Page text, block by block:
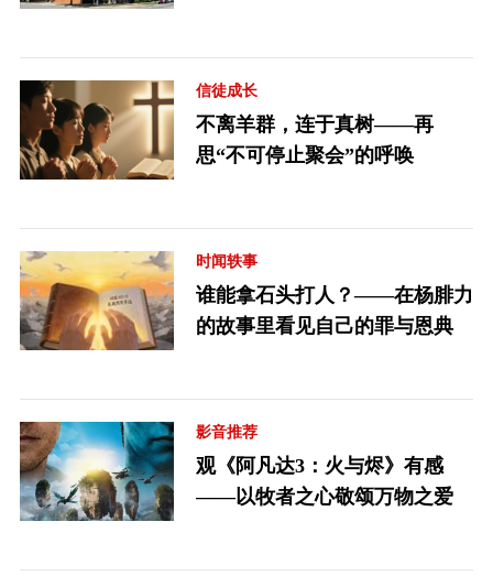
信徒成长
不离羊群，连于真树——再
思“不可停止聚会”的呼唤
时闻轶事
谁能拿石头打人？——在杨腓力
的故事里看见自己的罪与恩典
影音推荐
观《阿凡达3：火与烬》有感
——以牧者之心敬颂万物之爱